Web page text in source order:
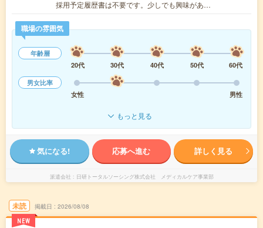
採用予定履歴書は不要です。少しでも興味があ…
職場の雰囲気
年齢層
20代
30代 40代 50代
60代
男女比率
女性
男性
もっと見る
気になる! 応募へ進む 詳しく見る
派遣会社 日研トータルソーシング株式会社 メディカルケア事業部
未読
NEW
掲載日 2026/08/08